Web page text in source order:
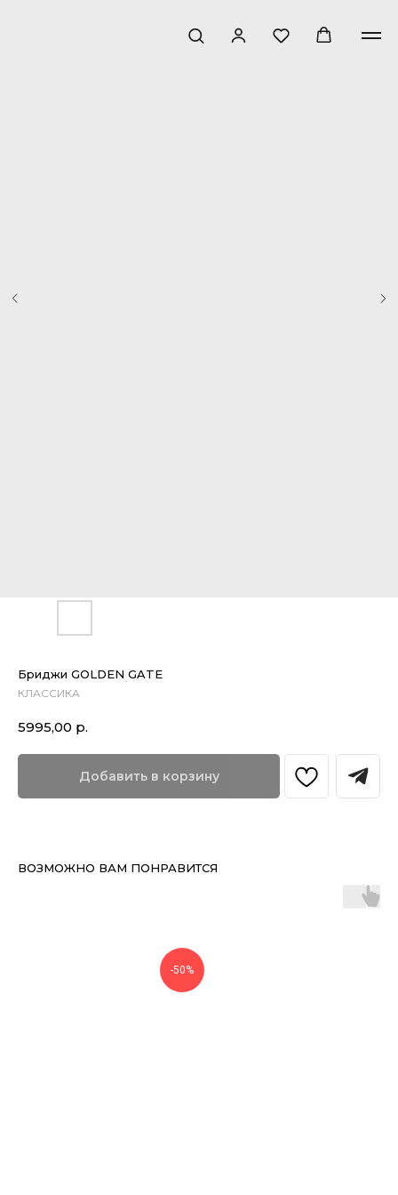
Бриджи GOLDEN GATE
КЛАССИКА
5995,00 р.
Добавить в корзину
ВОЗМОЖНО ВАМ ПОНРАВИТСЯ
-50%